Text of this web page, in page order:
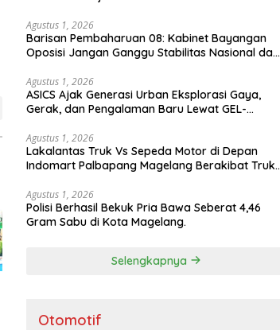
Agustus 1, 2026
Barisan Pembaharuan 08: Kabinet Bayangan
Oposisi Jangan Ganggu Stabilitas Nasional dan
Agustus 1, 2026
ASICS Ajak Generasi Urban Eksplorasi Gaya,
Gerak, dan Pengalaman Baru Lewat GEL-
Agustus 1, 2026
Lakalantas Truk Vs Sepeda Motor di Depan
Indomart Palbapang Magelang Berakibat Truk
Agustus 1, 2026
Polisi Berhasil Bekuk Pria Bawa Seberat 4,46
Gram Sabu di Kota Magelang.
Selengkapnya
Otomotif